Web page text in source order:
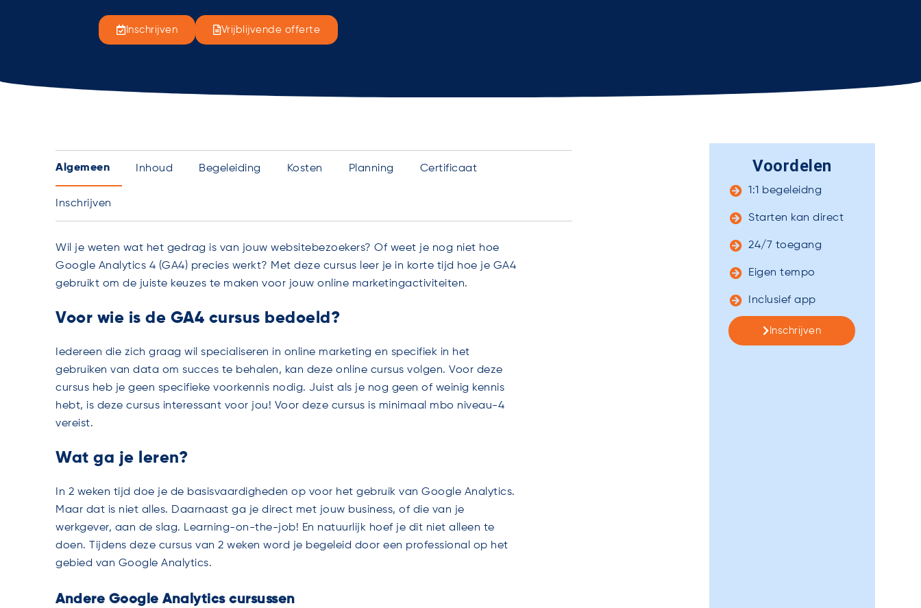
Inschrijven Vrijblijvende offerte
Algemeen Inhoud Begeleiding Kosten Planning Certificaat
Inschrijven
Wil je weten wat het gedrag is van jouw websitebezoekers? Of weet je nog niet hoe
Google Analytics 4 (GA4) precies werkt? Met deze cursus leer je in korte tijd hoe je GA4
gebruikt om de juiste keuzes te maken voor jouw online marketingactiviteiten.
Voor wie is de GA4 cursus bedoeld?
Iedereen die zich graag wil specialiseren in online marketing en specifiek in het
gebruiken van data om succes te behalen, kan deze online cursus volgen.Voor deze
cursus heb je geen specifieke voorkennis nodig. Juist als je nog geen of weinig kennis
hebt, is deze cursus interessant voor jou! Voor deze cursus is minimaal mbo niveau-4
vereist.
Wat ga je leren?
In 2 weken tijd doe je de basisvaardigheden op voor het gebruik van Google Analytics.
Maar dat is niet alles. Daarnaast ga je direct met jouw business, of die van je
werkgever, aan de slag. Learning-on-the-job! En natuurlijk hoef je dit niet alleen te
doen. Tijdens deze cursus van 2 weken word je begeleid door een professional op het
gebied van Google Analytics.
Andere Google Analytics cursussen
Voordelen
1:1 begeleidng
Starten kan direct
24/7 toegang
Eigen tempo
Inclusief app
Inschrijven